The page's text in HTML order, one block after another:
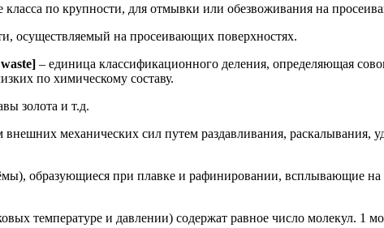
класса по крупности, для отмывки или обезвоживания на
осуществляемый на просеивающих поверхностях.
– единица классификационного деления, определяющая
по химическому составу.
золота и т.д.
механических сил путем раздавливания, раскалывания,
образующиеся при плавке и рафинировании, всплывающие на
температуре и давлении) содержат равное число молекул. 1